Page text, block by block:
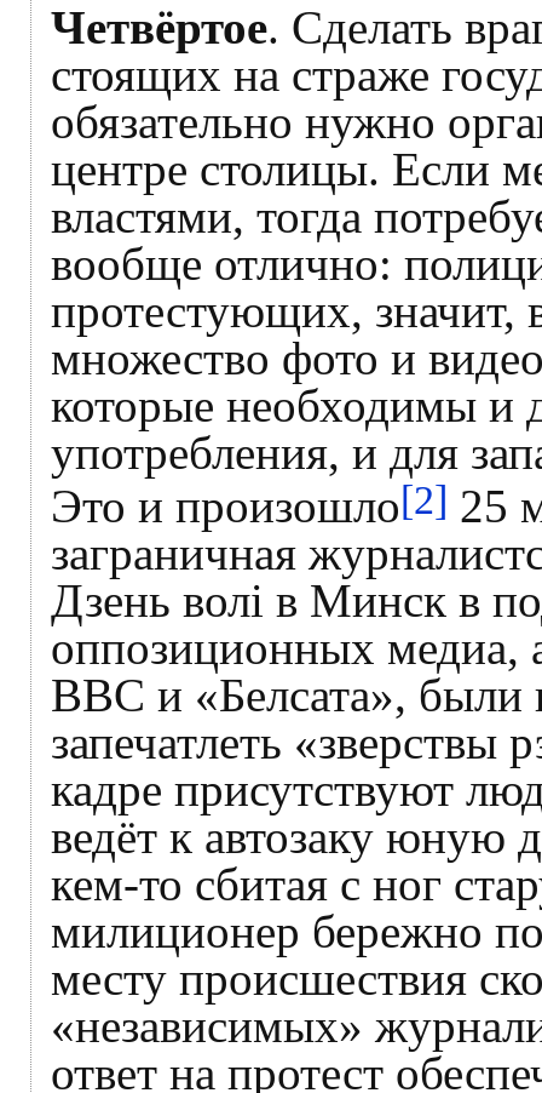
Четвёртое. Сделать
стоящих на страже
обязательно нужно
центре столицы. Если
властями, тогда
вообще отлично:
протестующих, значит,
множество фото и
которые необходимы и
употребления, и для
Это и произошло[2] 25
заграничная
Дзень волі в Минск в
оппозиционных медиа,
ВВС и «Белсата», были
запечатлеть
кадре присутствуют
ведёт к автозаку юную
кем-то сбитая с ног
милиционер бережно
месту происшествия
«независимых»
ответ на протест